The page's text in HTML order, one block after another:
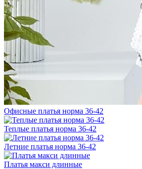
Офисные платья норма 36-42
Теплые платья норма 36-42
Летние платья норма 36-42
Платья макси длинные